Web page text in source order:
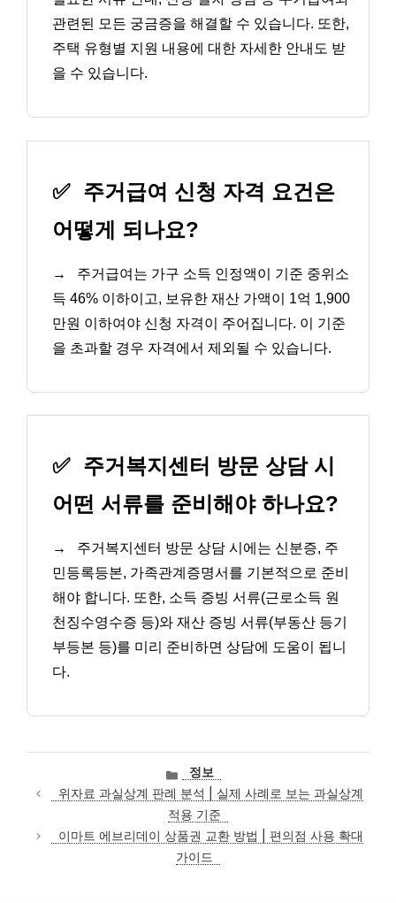
관련된 모든 궁금증을 해결할 수 있습니다. 또한,
주택 유형별 지원 내용에 대한 자세한 안내도 받
을 수 있습니다.
✅ 주거급여 신청 자격 요건은
어떻게 되나요?
→
주거급여는 가구 소득 인정액이 기준 중위소
득 46% 이하이고, 보유한 재산 가액이 1억 1,900
만원 이하여야 신청 자격이 주어집니다. 이 기준
을 초과할 경우 자격에서 제외될 수 있습니다.
✅ 주거복지센터 방문 상담 시
어떤 서류를 준비해야 하나요?
→
주거복지센터 방문 상담 시에는 신분증, 주
민등록등본, 가족관계증명서를 기본적으로 준비
해야 합니다. 또한, 소득 증빙 서류(근로소득 원
천징수영수증 등)와 재산 증빙 서류(부동산 등기
부등본 등)를 미리 준비하면 상담에 도움이 됩니
다.
카
테
고
리
정보
위자료 과실상계 판례 분석 | 실제 사례로 보는 과실상계
적용 기준
이마트 에브리데이 상품권 교환 방법 | 편의점 사용 확대
가이드